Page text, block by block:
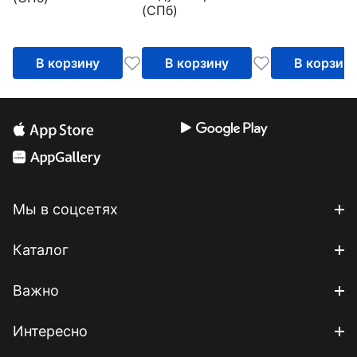
В корзину
Состояние и пути
я
(СПб)
В корзину В корзину
Мы в соцсетях
Каталог
Важно
Интересно